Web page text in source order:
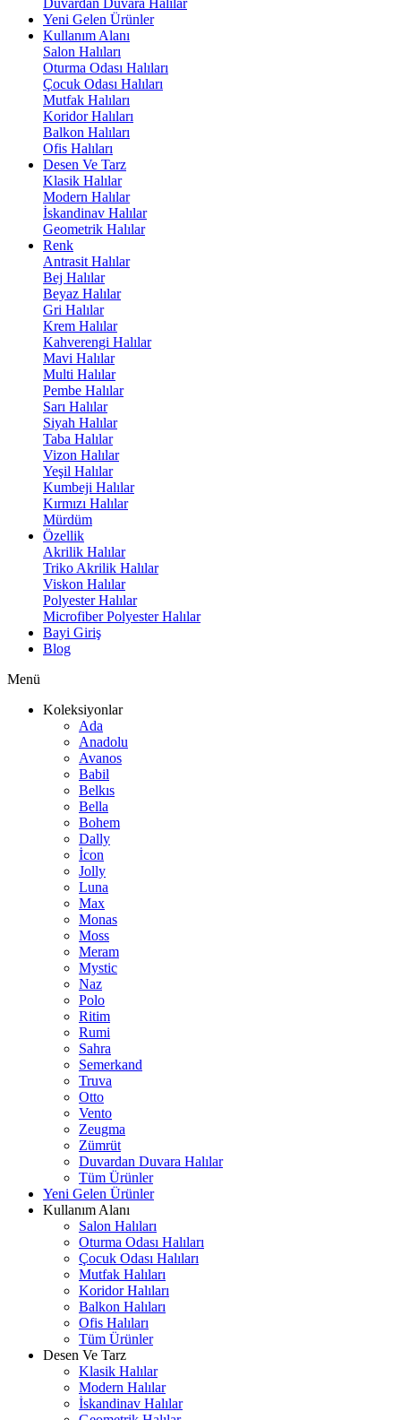
Duvardan Duvara Halılar
Yeni Gelen Ürünler
Kullanım Alanı
Salon Halıları
Oturma Odası Halıları
Çocuk Odası Halıları
Mutfak Halıları
Koridor Halıları
Balkon Halıları
Ofis Halıları
Desen Ve Tarz
Klasik Halılar
Modern Halılar
İskandinav Halılar
Geometrik Halılar
Renk
Antrasit Halılar
Bej Halılar
Beyaz Halılar
Gri Halılar
Krem Halılar
Kahverengi Halılar
Mavi Halılar
Multi Halılar
Pembe Halılar
Sarı Halılar
Siyah Halılar
Taba Halılar
Vizon Halılar
Yeşil Halılar
Kumbeji Halılar
Kırmızı Halılar
Mürdüm
Özellik
Akrilik Halılar
Triko Akrilik Halılar
Viskon Halılar
Polyester Halılar
Microfiber Polyester Halılar
Bayi Giriş
Blog
Menü
Koleksiyonlar
Ada
Anadolu
Avanos
Babil
Belkıs
Bella
Bohem
Dally
İcon
Jolly
Luna
Max
Monas
Moss
Meram
Mystic
Naz
Polo
Ritim
Rumi
Sahra
Semerkand
Truva
Otto
Vento
Zeugma
Zümrüt
Duvardan Duvara Halılar
Tüm Ürünler
Yeni Gelen Ürünler
Kullanım Alanı
Salon Halıları
Oturma Odası Halıları
Çocuk Odası Halıları
Mutfak Halıları
Koridor Halıları
Balkon Halıları
Ofis Halıları
Tüm Ürünler
Desen Ve Tarz
Klasik Halılar
Modern Halılar
İskandinav Halılar